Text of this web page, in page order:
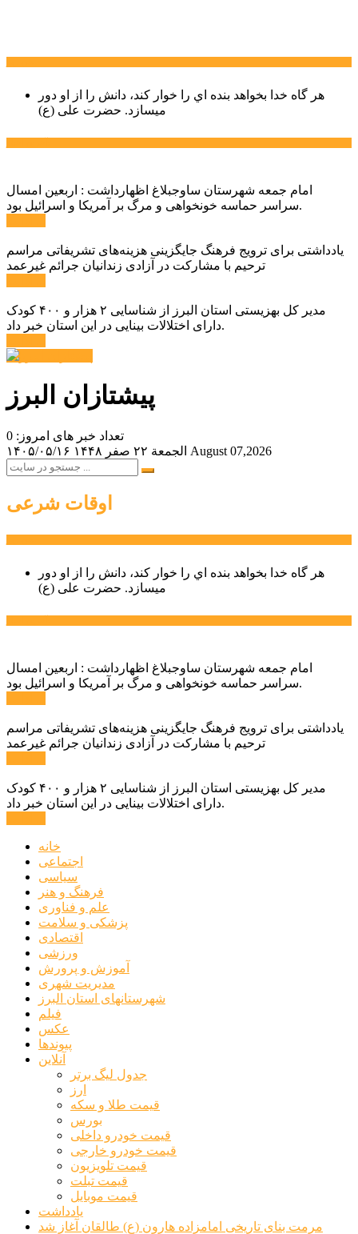
هر گاه خدا بخواهد بنده اي را خوار كند، دانش را از او دور
میسازد. حضرت علی (ع)
امام جمعه شهرستان ساوجبلاغ اظهارداشت : اربعین امسال
سراسر حماسه خونخواهی و مرگ بر آمریکا و اسرائیل بود.
یادداشتی برای ترویج فرهنگ جایگزینی هزینه‌های تشریفاتی مراسم
ترحیم با مشارکت در آزادی زندانیان جرائم غیرعمد
مدیر کل بهزیستی استان البرز از شناسایی ۲ هزار و ۴۰۰ کودک
دارای اختلالات بینایی در این استان خبر داد.
پیشتازان البرز
تعداد خبر های امروز: 0
۱۴۰۵/۰۵/۱۶
الجمعة ۲۲ صفر ۱۴۴۸ August 07,2026
اوقات شرعی
هر گاه خدا بخواهد بنده اي را خوار كند، دانش را از او دور
میسازد. حضرت علی (ع)
امام جمعه شهرستان ساوجبلاغ اظهارداشت : اربعین امسال
سراسر حماسه خونخواهی و مرگ بر آمریکا و اسرائیل بود.
یادداشتی برای ترویج فرهنگ جایگزینی هزینه‌های تشریفاتی مراسم
ترحیم با مشارکت در آزادی زندانیان جرائم غیرعمد
مدیر کل بهزیستی استان البرز از شناسایی ۲ هزار و ۴۰۰ کودک
دارای اختلالات بینایی در این استان خبر داد.
خانه
اجتماعی
سیاسی
فرهنگ و هنر
علم و فناوری
پزشکی و سلامت
اقتصادی
ورزشی
آموزش و پرورش
مدیریت شهری
شهرستانهای استان البرز
فیلم
عکس
پیوندها
آنلاین
جدول لیگ برتر
ارز
قیمت طلا و سکه
بورس
قیمت خودرو داخلی
قیمت خودرو خارجی
قیمت تلویزیون
قیمت تبلت
قیمت موبایل
یادداشت
مرمت بنای تاریخی امامزاده هارون (ع) طالقان آغاز شد